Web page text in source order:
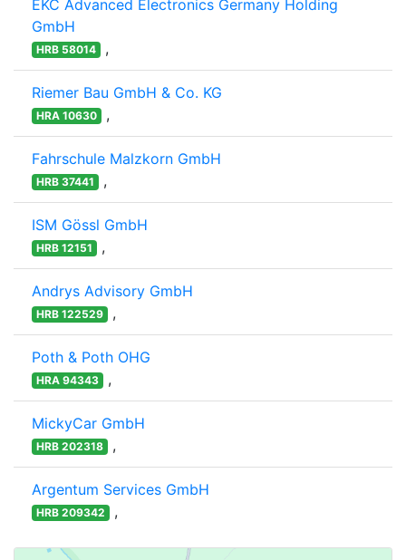
EKC Advanced Electronics Germany Holding
GmbH
HRB 58014 ,
Riemer Bau GmbH & Co. KG
HRA 10630 ,
Fahrschule Malzkorn GmbH
HRB 37441 ,
ISM Gössl GmbH
HRB 12151 ,
Andrys Advisory GmbH
HRB 122529 ,
Poth & Poth OHG
HRA 94343 ,
MickyCar GmbH
HRB 202318 ,
Argentum Services GmbH
HRB 209342 ,